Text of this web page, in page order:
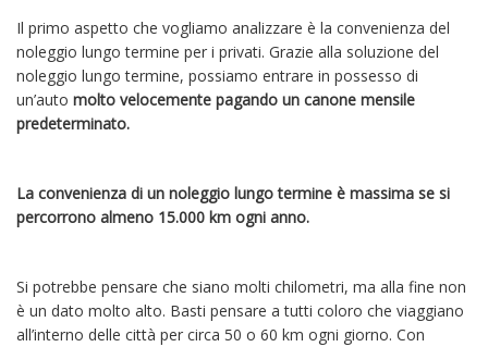
Il primo aspetto che vogliamo analizzare è la convenienza del
noleggio lungo termine per i privati. Grazie alla soluzione del
noleggio lungo termine, possiamo entrare in possesso di
un’auto molto velocemente pagando un canone mensile
predeterminato.
La convenienza di un noleggio lungo termine è massima se si
percorrono almeno 15.000 km ogni anno.
Si potrebbe pensare che siano molti chilometri, ma alla fine non
è un dato molto alto. Basti pensare a tutti coloro che viaggiano
all’interno delle città per circa 50 o 60 km ogni giorno. Con